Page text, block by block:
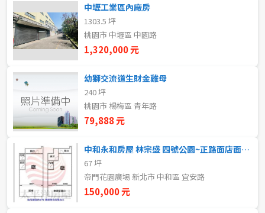
租金(元)
自租
房東自租
中壢工業區內廠房
1303.5 坪
桃園市 中壢區 中園路
1,320,000 元
幼獅交流道生財金雞母
240 坪
桃園市 楊梅區 青年路
79,888 元
中和永和房屋 林宗盛 四號公園~正路面店面出租
67 坪
帝門花園廣場 新北市 中和區 宜安路
150,000 元